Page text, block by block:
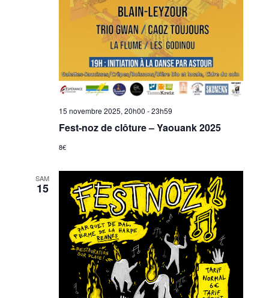
15 novembre 2025, 20h00 -23h59
Fest-noz de clôture – Yaouank 2025
8€
SAM
15